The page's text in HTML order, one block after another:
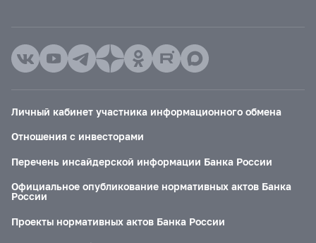
Личный кабинет участника информационного обмена
Отношения с инвесторами
Перечень инсайдерской информации Банка России
Официальное опубликование нормативных актов Банка
России
Проекты нормативных актов Банка России